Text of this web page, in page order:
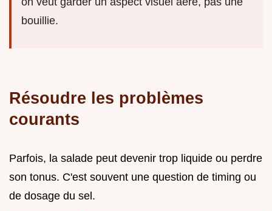
bouillie.
Résoudre les problèmes
courants
Parfois, la salade peut devenir trop liquide ou perdre
son tonus. C'est souvent une question de timing ou
de dosage du sel.